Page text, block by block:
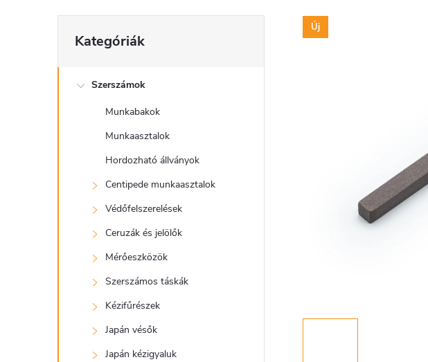
O
l
átugrása
Kategóriák
Szerszámok
Munkabakok
Munkaasztalok
Hordozható állványok
Centipede munkaasztalok
Védőfelszerelések
Ceruzák és jelölők
Mérőeszközök
Szerszámos táskák
Kézifűrészek
Japán vésők
Japán kézigyaluk
Új